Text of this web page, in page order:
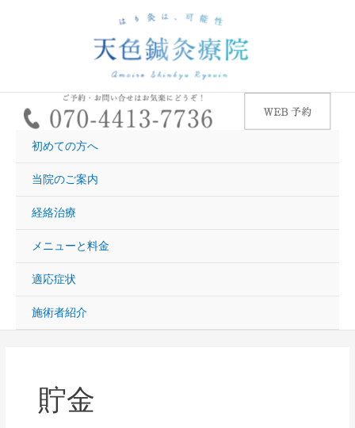
ッ
初めての方へ
当院のご案内
経絡治療
メニューと料金
適応症状
施術者紹介
貯金